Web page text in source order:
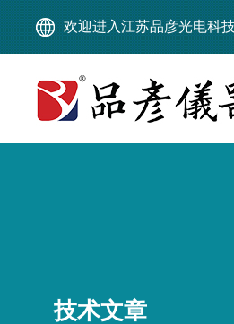
欢迎进入江苏品彦光电科
技术文章